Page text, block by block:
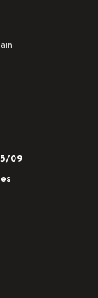
09